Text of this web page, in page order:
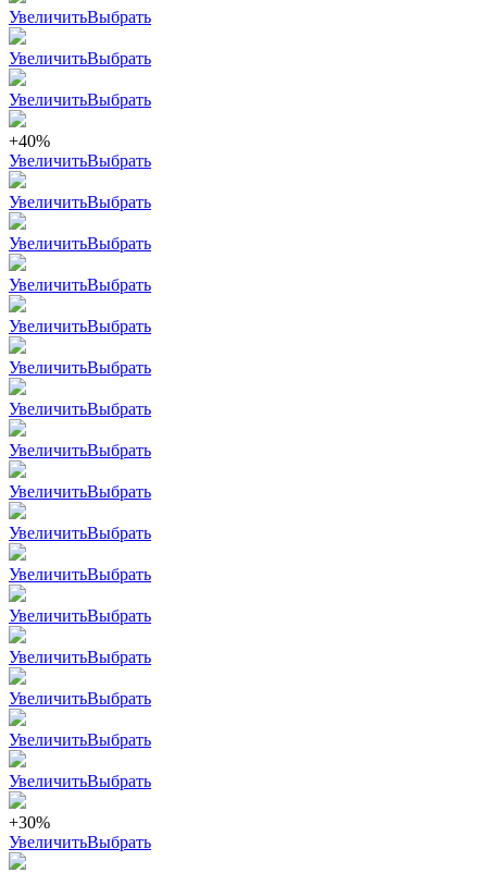
УвеличитьВыбрать
УвеличитьВыбрать
УвеличитьВыбрать
+40%
УвеличитьВыбрать
УвеличитьВыбрать
УвеличитьВыбрать
УвеличитьВыбрать
УвеличитьВыбрать
УвеличитьВыбрать
УвеличитьВыбрать
УвеличитьВыбрать
УвеличитьВыбрать
УвеличитьВыбрать
УвеличитьВыбрать
УвеличитьВыбрать
УвеличитьВыбрать
УвеличитьВыбрать
УвеличитьВыбрать
УвеличитьВыбрать
+30%
УвеличитьВыбрать